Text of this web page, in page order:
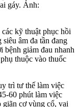
gáy. Ảnh:
kỹ thuật phục hồi
âm đa tần đang
bệnh giảm đau nhanh
thuộc vào thuốc
trì tư thế làm việc
60 phút làm việc
giãn cơ vùng cổ, vai